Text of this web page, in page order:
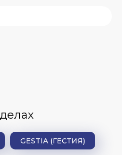
GESTIA (ГЕСТИЯ)